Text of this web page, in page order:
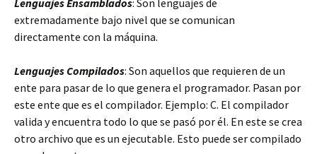
Lenguajes Ensamblados: Son lenguajes de
extremadamente bajo nivel que se comunican
directamente con la máquina.
Lenguajes Compilados: Son aquellos que requieren de un
ente para pasar de lo que genera el programador. Pasan por
este ente que es el compilador. Ejemplo: C. El compilador
valida y encuentra todo lo que se pasó por él. En este se crea
otro archivo que es un ejecutable. Esto puede ser compilado